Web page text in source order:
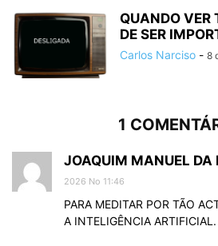
QUANDO VER
DE SER
Carlos Narciso - 8
1
JOAQUIM MANUEL DA
2026 No 11:46
PARA MEDITAR POR TÃO
A INTELIGÊNCIA ARTIFICIAL.